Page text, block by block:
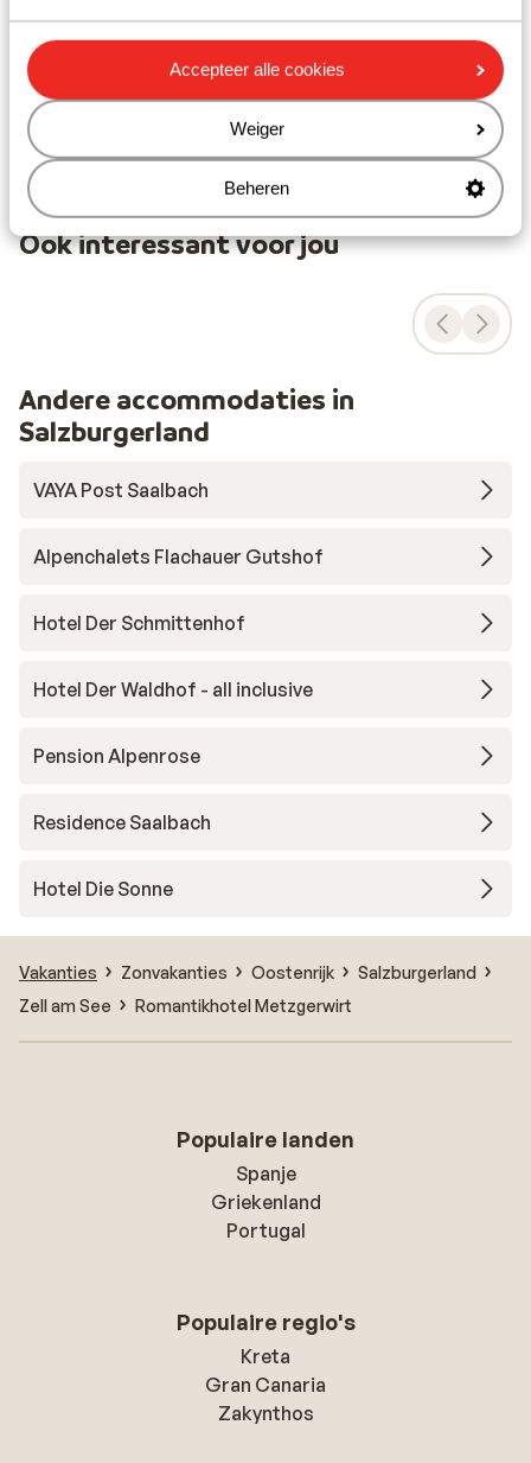
Accepteer alle cookies
Weiger
Beheren
In de buurt
In het centrum
Luchthaven Salzburg: 90 km
Bushalte: 250 m
(Mini)supermarkt: 230 m
Restaurant: 20 m
Ook interessant voor jou
Andere accommodaties in
Salzburgerland
VAYA Post Saalbach
Alpenchalets Flachauer Gutshof
Hotel Der Schmittenhof
Hotel Der Waldhof - all inclusive
Pension Alpenrose
Residence Saalbach
Hotel Die Sonne
Vakanties Zonvakanties Oostenrijk
Salzburgerland
Zell am See
Romantikhotel Metzgerwirt
Populaire landen
Spanje
Griekenland
Portugal
Populaire regio's
Kreta
Gran Canaria
Zakynthos